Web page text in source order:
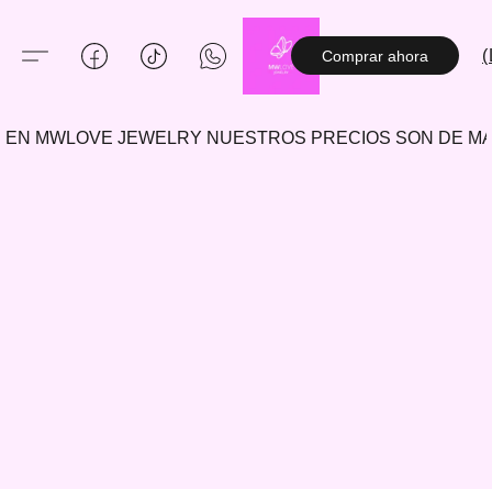
Comprar ahora
EN MWLOVE JEWELRY NUESTROS PRECIOS SON DE